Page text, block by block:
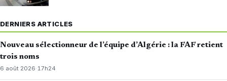
DERNIERS ARTICLES
Nouveau sélectionneur de l’équipe d’Algérie : la FAF retient
trois noms
6 août 2026·17h24